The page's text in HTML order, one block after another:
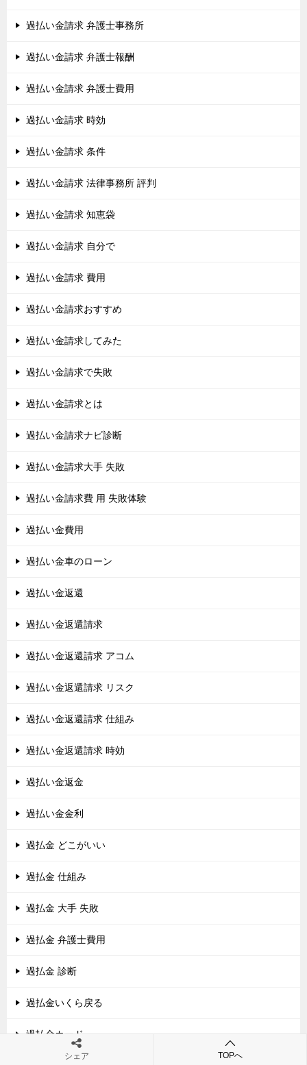
過払い金請求 弁護士事務所
過払い金請求 弁護士報酬
過払い金請求 弁護士費用
過払い金請求 時効
過払い金請求 条件
過払い金請求 法律事務所 評判
過払い金請求 知恵袋
過払い金請求 自分で
過払い金請求 費用
過払い金請求おすすめ
過払い金請求してみた
過払い金請求で失敗
過払い金請求とは
過払い金請求ナビ診断
過払い金請求大手 失敗
過払い金請求費 用 失敗体験
過払い金費用
過払い金車のローン
過払い金返還
過払い金返還請求
過払い金返還請求 アコム
過払い金返還請求 リスク
過払い金返還請求 仕組み
過払い金返還請求 時効
過払い金返金
過払い金金利
過払金 どこがいい
過払金 仕組み
過払金 大手 失敗
過払金 弁護士費用
過払金 診断
過払金いくら戻る
過払金カード
シェア TOPへ